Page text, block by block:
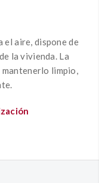
el aire, dispone de
la vivienda. La
mantenerlo limpio,